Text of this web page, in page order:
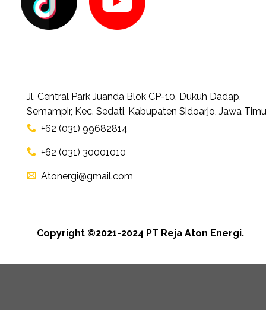
Jl. Central Park Juanda Blok CP-10, Dukuh Dadap,
Semampir, Kec. Sedati, Kabupaten Sidoarjo, Jawa
+62 (031) 99682814
+62 (031) 30001010
Atonergi@gmail.com
Copyright ©2021-2024 PT Reja Aton Energi.